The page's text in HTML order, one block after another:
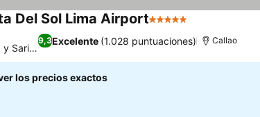
Del Sol Lima Airport5 Estrellas
9,3Excelente (1.028 puntuaciones)
y Saria
Callao
los precios exactos